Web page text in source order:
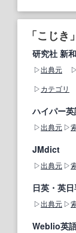
「こじ
研究社 新
出典元
カテゴリ
ハイパー
出典元
JMdict
出典元
日英・英
出典元
Weblio英